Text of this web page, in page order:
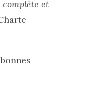
et